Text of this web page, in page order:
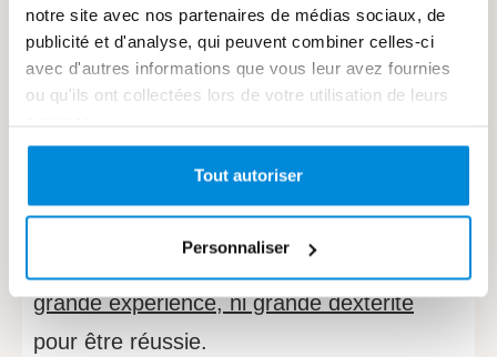
notre site avec nos partenaires de médias sociaux, de
publicité et d'analyse, qui peuvent combiner celles-ci
avec d'autres informations que vous leur avez fournies
ou qu'ils ont collectées lors de votre utilisation de leurs
Tout autoriser
Personnaliser
cas à l’époque.
Et pour (re)trouver cette confiance
Pour cela, vous allez devoir vous lancer
des oeuvres qui ne nécessitent ni
grande expérience, ni grande dextérité
pour être réussie.